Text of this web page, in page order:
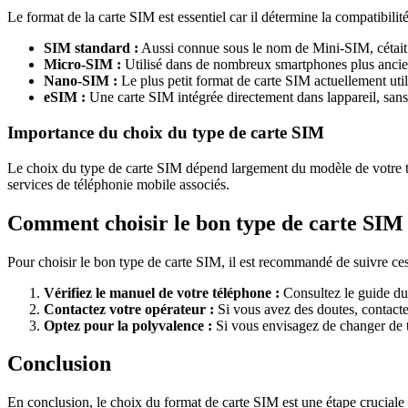
Le format de la carte SIM est essentiel car il détermine la
SIM standard : Aussi connue sous le nom de Mini-SIM,
Micro-SIM : Utilisé dans de nombreux smartphones plus
Nano-SIM : Le plus petit format de carte SIM actuellement
eSIM : Une carte SIM intégrée directement dans lappareil,
Importance du choix du type de carte SIM
Le choix du type de carte SIM dépend largement du modèle de
services de téléphonie mobile associés.
Comment choisir le bon type de carte SIM
Pour choisir le bon type de carte SIM, il est recommandé de suivre
Vérifiez le manuel de votre téléphone : Consultez le guide
Contactez votre opérateur : Si vous avez des doutes,
Optez pour la polyvalence : Si vous envisagez de changer
Conclusion
En conclusion, le choix du format de carte SIM est une étape